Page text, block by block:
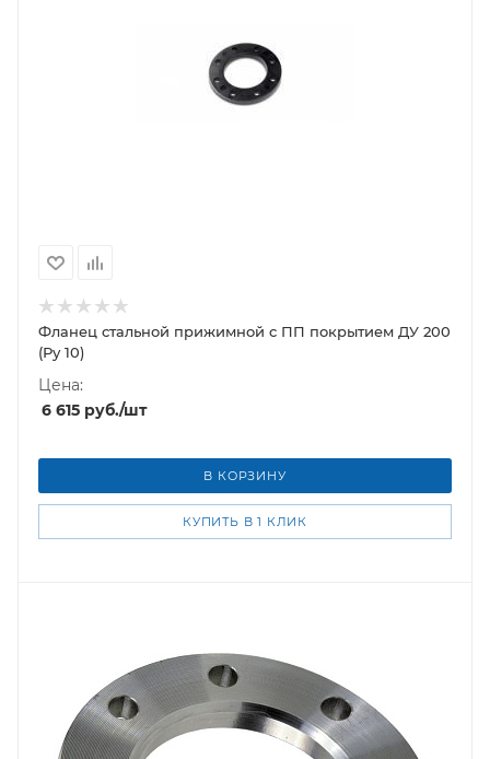
Фланец стальной прижимной c ПП покрытием ДУ 200
(Ру 10)
Цена:
6 615 руб./шт
В КОРЗИНУ
КУПИТЬ В 1 КЛИК